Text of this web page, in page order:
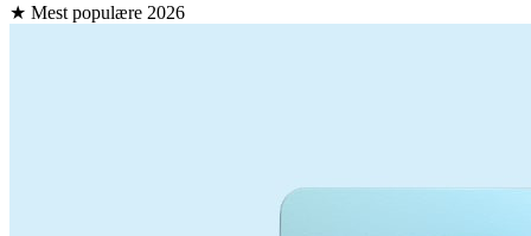
★ Mest populære 2026